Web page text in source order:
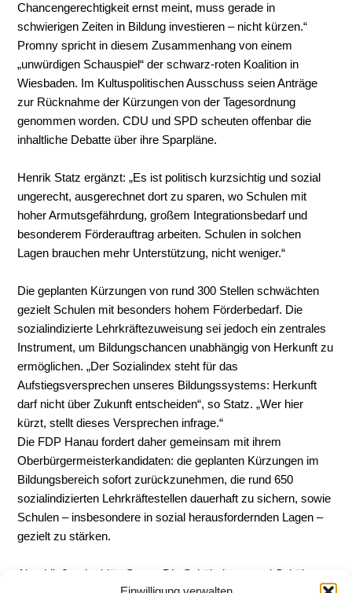
Chancengerechtigkeit ernst meint, muss gerade in
schwierigen Zeiten in Bildung investieren – nicht kürzen.“
Promny spricht in diesem Zusammenhang von einem
„unwürdigen Schauspiel“ der schwarz-roten Koalition in
Wiesbaden. Im Kultuspolitischen Ausschuss seien Anträge
zur Rücknahme der Kürzungen von der Tagesordnung
genommen worden. CDU und SPD scheuten offenbar die
inhaltliche Debatte über ihre Sparpläne.
Henrik Statz ergänzt: „Es ist politisch kurzsichtig und sozial
ungerecht, ausgerechnet dort zu sparen, wo Schulen mit
hoher Armutsgefährdung, großem Integrationsbedarf und
besonderem Förderauftrag arbeiten. Schulen in solchen
Lagen brauchen mehr Unterstützung, nicht weniger.“
Die geplanten Kürzungen von rund 300 Stellen schwächten
gezielt Schulen mit besonders hohem Förderbedarf. Die
sozialindizierte Lehrkräftezuweisung sei jedoch ein zentrales
Instrument, um Bildungschancen unabhängig von Herkunft zu
ermöglichen. „Der Sozialindex steht für das
Aufstiegsversprechen unseres Bildungssystems: Herkunft
darf nicht über Zukunft entscheiden“, so Statz. „Wer hier
kürzt, stellt dieses Versprechen infrage.“
Die FDP Hanau fordert daher gemeinsam mit ihrem
Oberbürgermeisterkandidaten: die geplanten Kürzungen im
Bildungsbereich sofort zurückzunehmen, die rund 650
sozialindizierten Lehrkräftestellen dauerhaft zu sichern, sowie
Schulen – insbesondere in sozial herausfordernden Lagen –
gezielt zu stärken.
Abschließend erklärt Statz: „Die Schülerinnen und Schüler